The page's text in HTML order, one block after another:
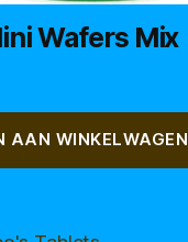
Wafers Mix
AAN WINKELWAGEN